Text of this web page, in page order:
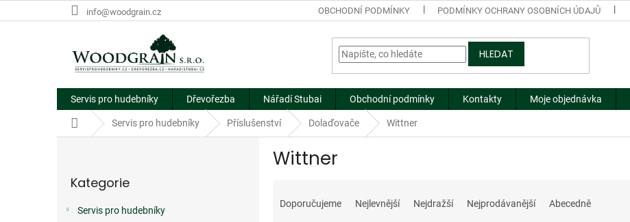
na
info@woodgrain.cz OBCHODNÍ PODMÍNKY PODMÍNKY OCHRANY OSOBNÍCH ÚDAJŮ
HLEDAT
Servis pro hudebníky Dřevořezba Nářadí Stubai Obchodní podmínky Kontakty Moje objednávka
Domů Servis pro hudebníky Příslušenství Dolaďovače Wittner
kategorie
Kategorie
Servis pro hudebníky
Wittner
aDoporučujeme Nejlevnější Nejdražší Nejprodávanější Abecedně